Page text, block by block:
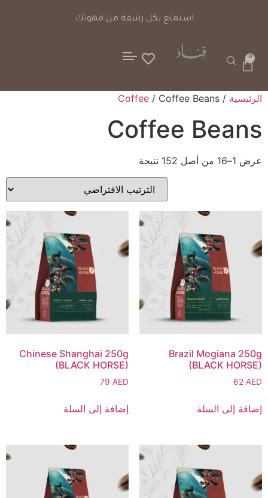
رشفة من قهوتك
0
الرئيسية /
Coffee / Coffee Beans
Coffee Beans
عرض 1–16 من أصل 152 نتيجة
Brazil Mogiana 250g
(BLACK HORSE)
62 AED
إضافة إلى السلة
Chinese Shanghai 250g
(BLACK HORSE)
79AED
إضافة إلى السلة